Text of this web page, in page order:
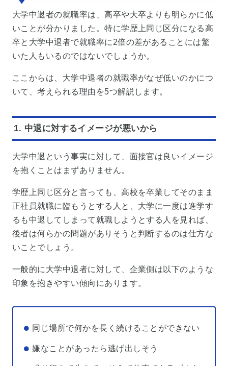
大学中退者の就職率は、高卒や大卒よりも明らかに低
いことが分かりました。特に学歴上同じ区分になる高
卒と大学中退者で就職率に2倍の差があることには驚
いた人もいるのではないでしょうか。
ここからは、大学中退者の就職率がなぜ低いのかにつ
いて、考えられる理由を5つ解説します。
1. 中退に対するイメージが悪いから
大学中退という事実に対して、面接官は良いイメージ
を抱くことはまずありません。
学歴上同じ区分と言っても、高校を卒業してそのまま
正社員就職に臨もうとする人と、大学に一度は進学す
るも中退してしまって就職しようとする人を見れば、
後者は何らかの問題がありそうと判断するのは仕方な
いことでしょう。
一般的に大学中退者に対して、企業側は以下のような
印象を抱きやすい傾向にあります。
同じ場所で何かを長く続けることができない
嫌なことがあったら逃げ出しそう